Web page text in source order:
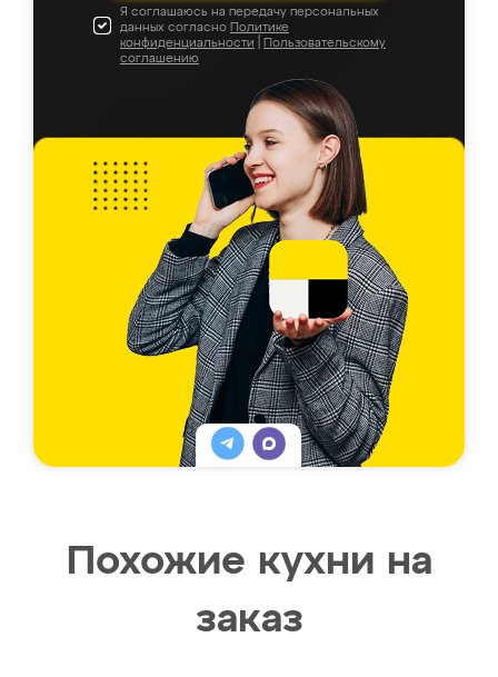
Я соглашаюсь на передачу персональных
данных согласно Политике
конфиденциальности
Пользовательскому
соглашению
Похожие кухни на
заказ